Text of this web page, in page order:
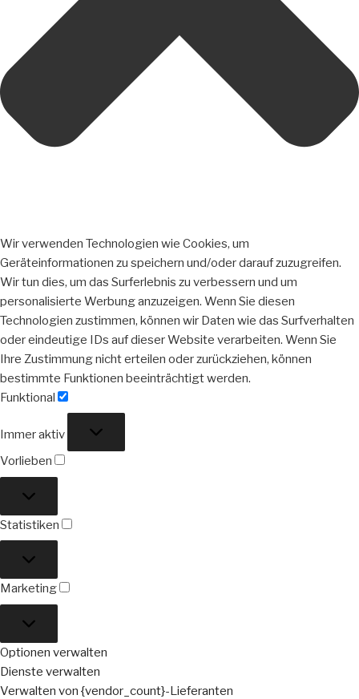
Wir verwenden Technologien wie Cookies, um
Geräteinformationen zu speichern und/oder darauf zuzugreifen.
Wir tun dies, um das Surferlebnis zu verbessern und um
personalisierte Werbung anzuzeigen. Wenn Sie diesen
Technologien zustimmen, können wir Daten wie das Surfverhalten
oder eindeutige IDs auf dieser Website verarbeiten. Wenn Sie
Ihre Zustimmung nicht erteilen oder zurückziehen, können
bestimmte Funktionen beeinträchtigt werden.
Funktional
Immer aktiv
Vorlieben
Statistiken
Marketing
Optionen verwalten
Dienste verwalten
Verwalten von {vendor_count}-Lieferanten